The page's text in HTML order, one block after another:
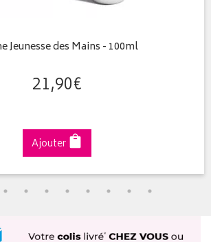
Jeunesse des Mains - 100ml
21,90€
Ajouter